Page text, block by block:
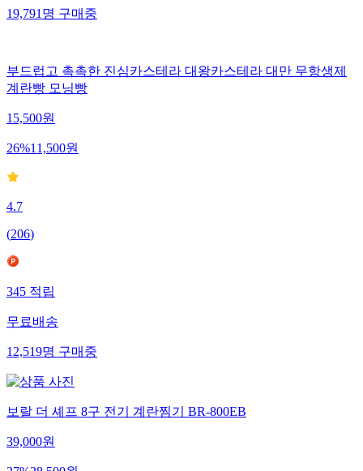
19,791명구매중
부드럽고 촉촉한 진심카스테라 대왕카스테라 대만 무항생제
계란빵 모닝빵
15,500원
26%11,500원
4.7
(206)
345적립
무료배송
12,519명구매중
보랄 더 셰프 8구 전기 계란찜기 BR-800EB
39,000원